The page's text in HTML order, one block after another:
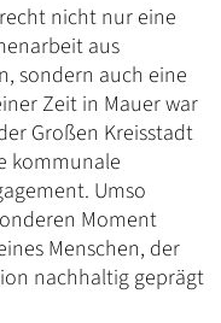
nicht nur eine
aus
sondern auch eine
Zeit in Mauer war
Großen Kreisstadt
kommunale
Umso
Moment
Menschen, der
nachhaltig geprägt